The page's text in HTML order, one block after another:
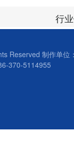
行
Reserved 制作单位
370-5114955